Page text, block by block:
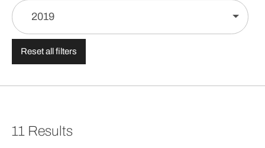
2019
Reset all filters
11 Results